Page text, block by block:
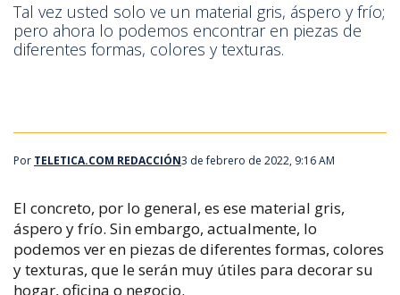
Tal vez usted solo ve un material gris, áspero y frío;
pero ahora lo podemos encontrar en piezas de
diferentes formas, colores y texturas.
Por TELETICA.COM REDACCIÓN3 de febrero de 2022, 9:16 AM
El concreto, por lo general, es ese material gris,
áspero y frío. Sin embargo, actualmente, lo
podemos ver en piezas de diferentes formas, colores
y texturas, que le serán muy útiles para decorar su
hogar, oficina o negocio.